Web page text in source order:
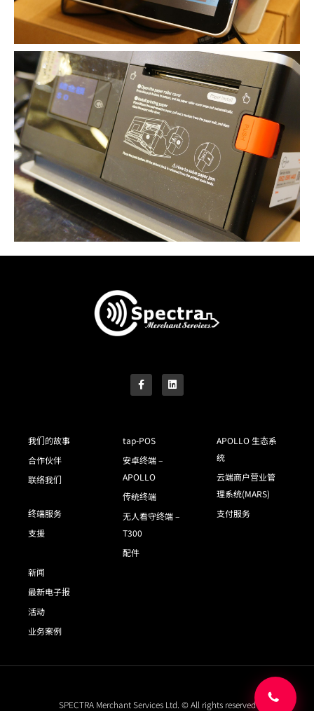
我们的故事
合作伙伴
联络我们
终端服务
支援
tap-POS
安卓终端 –
APOLLO
传统终端
无人看守终端 –
T300
配件
APOLLO 生态系
统
云端商户营业管
理系统(MARS)
支付服务
新闻
最新电子报
活动
业务案例
SPECTRA Merchant Services Ltd. © All rights reserved